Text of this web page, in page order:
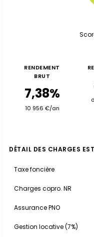
RENDEMENT
BRUT
7,38%
10 956 €/an
DÉTAIL DES CHARGES
Taxe foncière
Charges copro. NR
Assurance PNO
Gestion locative (7%)